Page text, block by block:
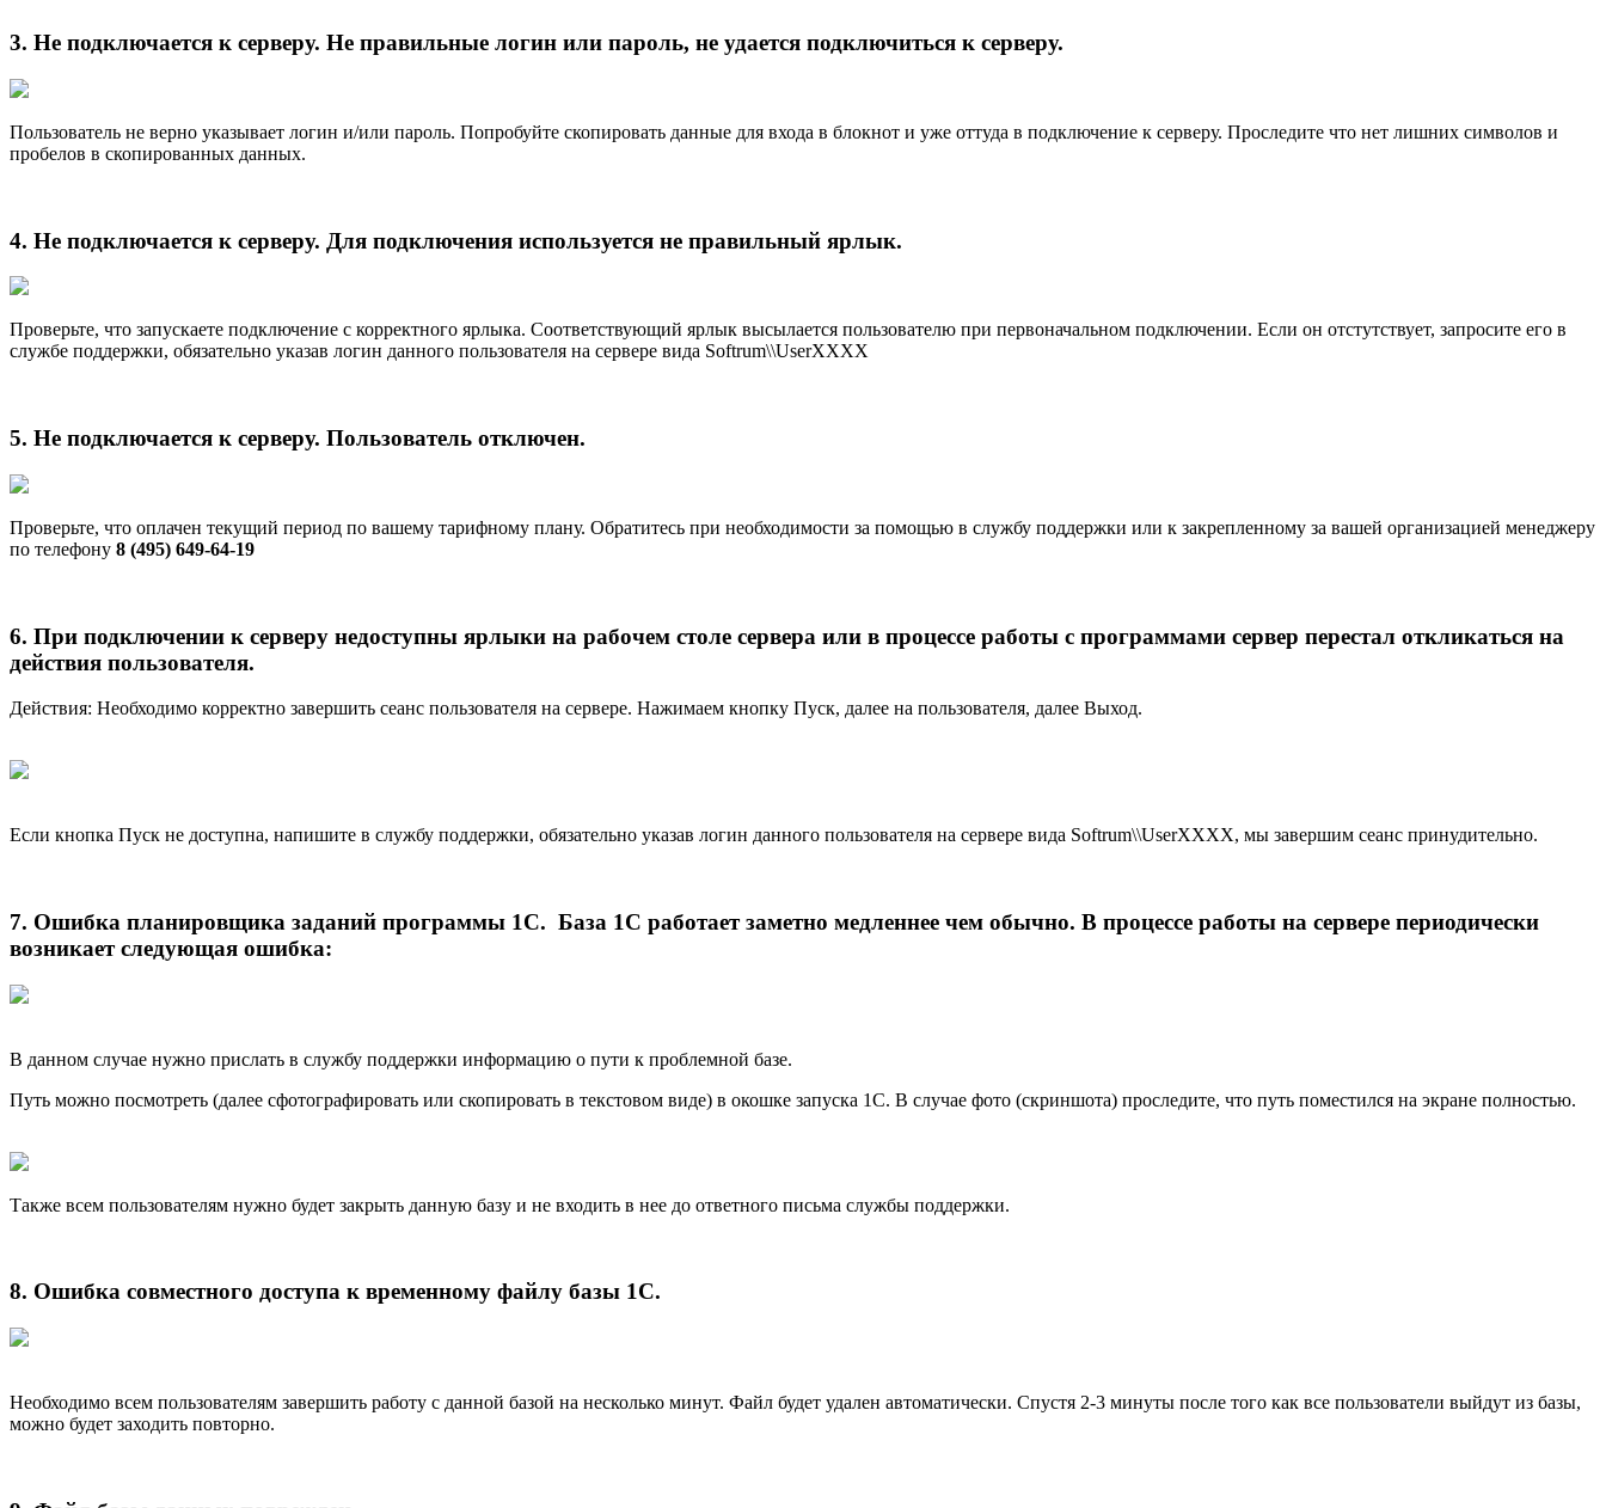
3. Не подключается к серверу. Не правильные логин или пароль, не удается подключиться к серверу.
Пользователь не верно указывает логин и/или пароль. Попробуйте скопировать данные для входа в блокнот и уже оттуда в подключение к серверу. Проследите что нет лишних символов и
пробелов в скопированных данных.
4. Не подключается к серверу. Для подключения используется не правильный ярлык.
Проверьте, что запускаете подключение с корректного ярлыка. Соответствующий ярлык высылается пользователю при первоначальном подключении. Если он отстутствует, запросите его в
службе поддержки, обязательно указав логин данного пользователя на сервере вида Softrum\\UserXXXX
5. Не подключается к серверу. Пользователь отключен.
Проверьте, что оплачен текущий период по вашему тарифному плану. Обратитесь при необходимости за помощью в службу поддержки или к закрепленному за вашей организацией менеджеру
по телефону 8 (495) 649-64-19
6. При подключении к серверу недоступны ярлыки на рабочем столе сервера или в процессе работы с программами сервер перестал откликаться на
действия пользователя.
Действия: Необходимо корректно завершить сеанс пользователя на сервере. Нажимаем кнопку Пуск, далее на пользователя, далее Выход.
Если кнопка Пуск не доступна, напишите в службу поддержки, обязательно указав логин данного пользователя на сервере вида Softrum\\UserXXXX, мы завершим сеанс принудительно.
7. Ошибка планировщика заданий программы 1С. База 1С работает заметно медленнее чем обычно. В процессе работы на сервере периодически
возникает следующая ошибка:
В данном случае нужно прислать в службу поддержки информацию о пути к проблемной базе.
Путь можно посмотреть (далее сфотографировать или скопировать в текстовом виде) в окошке запуска 1С. В случае фото (скриншота) проследите, что путь поместился на экране полностью.
Также всем пользователям нужно будет закрыть данную базу и не входить в нее до ответного письма службы поддержки.
8. Ошибка совместного доступа к временному файлу базы 1С.
Необходимо всем пользователям завершить работу с данной базой на несколько минут. Файл будет удален автоматически. Спустя 2-3 минуты после того как все пользователи выйдут из базы,
можно будет заходить повторно.